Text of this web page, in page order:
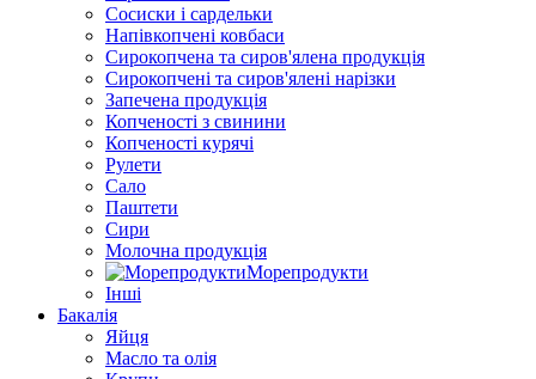
Сосиски і сардельки
Напівкопчені ковбаси
Сирокопчена та сиров'ялена продукція
Сирокопчені та сиров'ялені нарізки
Запечена продукція
Копченості з свинини
Копченості курячі
Рулети
Сало
Паштети
Сири
Молочна продукція
Морепродукти
Інші
Бакалія
Яйця
Масло та олія